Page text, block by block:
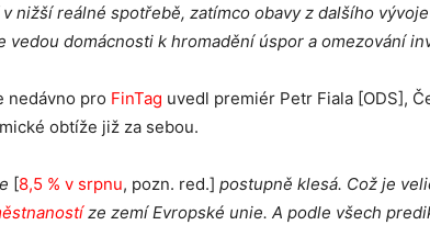
nižší reálné spotřebě, zatímco obavy z dalšího
vedou domácnosti k hromadění úspor a omezování
nedávno pro FinTag uvedl premiér Petr Fiala [ODS],
obtíže již za sebou.
[8,5 % v srpnu, pozn. red.] postupně klesá. Což je
ze zemí Evropské unie. A podle všech